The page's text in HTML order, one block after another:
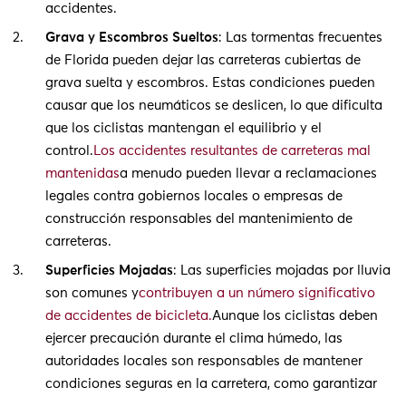
accidentes.
Grava y Escombros Sueltos: Las tormentas frecuentes
de Florida pueden dejar las carreteras cubiertas de
grava suelta y escombros. Estas condiciones pueden
causar que los neumáticos se deslicen, lo que dificulta
que los ciclistas mantengan el equilibrio y el
control. Los accidentes resultantes de carreteras mal
mantenidasa menudo pueden llevar a reclamaciones
legales contra gobiernos locales o empresas de
construcción responsables del mantenimiento de
carreteras.
Superficies Mojadas: Las superficies mojadas por lluvia
son comunes ycontribuyen a un número significativo
de accidentes de bicicleta.Aunque los ciclistas deben
ejercer precaución durante el clima húmedo, las
autoridades locales son responsables de mantener
condiciones seguras en la carretera, como garantizar